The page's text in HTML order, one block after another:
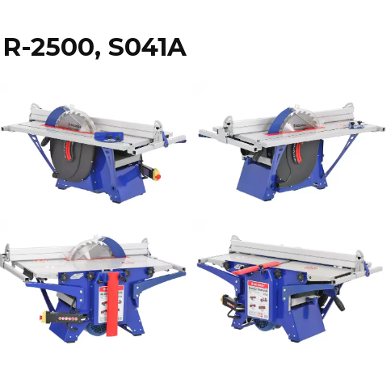
2500, S041A